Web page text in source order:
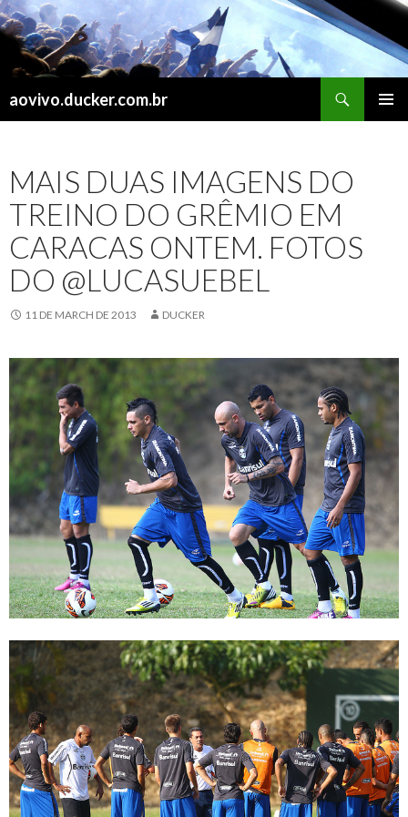
aovivo.ducker.com.br
MAIS DUAS IMAGENS DO
TREINO DO GRÊMIO EM
CARACAS ONTEM. FOTOS
DO @LUCASUEBEL
11 DE MARCH DE 2013 DUCKER